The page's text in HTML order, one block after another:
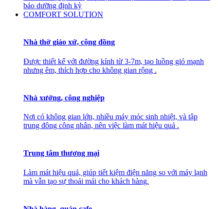
bảo dưỡng định kỳ
COMFORT SOLUTION
Nhà thờ giáo xứ, cộng đồng
Được thiết kế với đường kính từ 3-7m, tạo luồng gió mạnh
nhưng êm, thích hợp cho không gian rộng .
Nhà xưởng, công nghiệp
Nơi có không gian lớn, nhiều máy móc sinh nhiệt, và tập
trung đông công nhân, nên việc làm mát hiệu quả .
Trung tâm thương mại
Làm mát hiệu quả, giúp tiết kiệm điện năng so với máy lạnh
mà vẫn tạo sự thoải mái cho khách hàng.